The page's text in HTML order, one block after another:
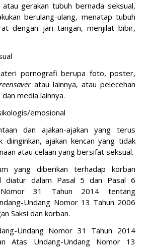
gerakan tubuh bernada seksual,
berulang-ulang, menatap tubuh
dengan jari tangan, menjilat bibir,
pornografi berupa foto, poster,
atau lainnya, atau pelecehan
media lainnya.
emosional
dan ajakan-ajakan yang terus
diinginkan, ajakan kencan yang tidak
atau celaan yang bersifat seksual.
yang diberikan terhadap korban
diatur dalam Pasal 5 dan Pasal 6
Nomor 31 Tahun 2014 tentang
Undang Nomor 13 Tahun 2006
Saksi dan korban.
Undang Nomor 31 Tahun 2014
Atas Undang-Undang Nomor 13